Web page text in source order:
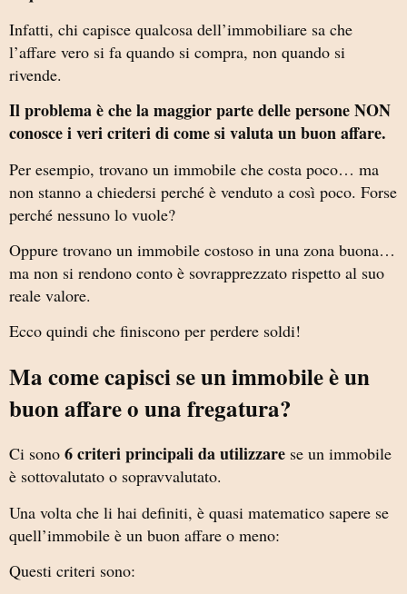
Infatti, chi capisce qualcosa dell’immobiliare sa che
l’affare vero si fa quando si compra, non quando si
rivende.
Il problema è che la maggior parte delle persone NON
conosce i veri criteri di come si valuta un buon affare.
Per esempio, trovano un immobile che costa poco… ma
non stanno a chiedersi perché è venduto a così poco. Forse
perché nessuno lo vuole?
Oppure trovano un immobile costoso in una zona buona…
ma non si rendono conto è sovrapprezzato rispetto al suo
reale valore.
Ecco quindi che finiscono per perdere soldi!
Ma come capisci se un immobile è un
buon affare o una fregatura?
Ci sono 6 criteri principali da utilizzare se un immobile
è sottovalutato o sopravvalutato.
Una volta che li hai definiti, è quasi matematico sapere se
quell’immobile è un buon affare o meno:
Questi criteri sono: